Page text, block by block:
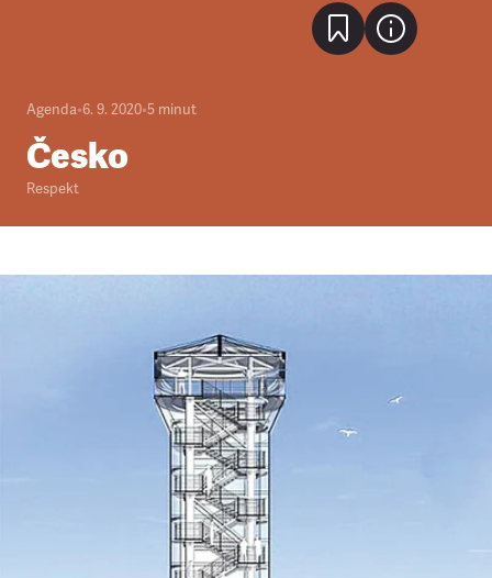
Agenda•6. 9. 2020•5 minut
Česko
Respekt